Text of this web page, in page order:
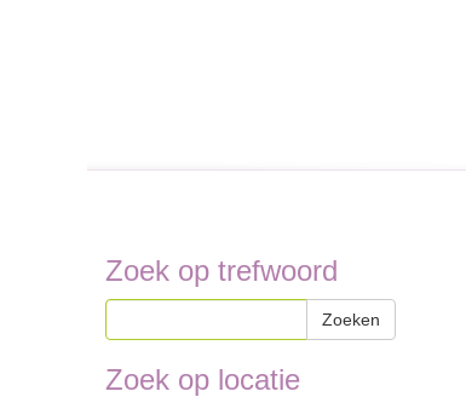
Zoek op trefwoord
Zoeken
Zoek op locatie